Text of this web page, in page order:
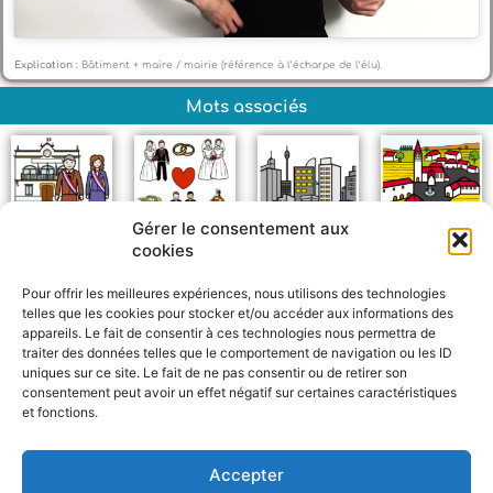
Gérer le consentement aux
cookies
Pour offrir les meilleures expériences, nous utilisons des technologies
telles que les cookies pour stocker et/ou accéder aux informations des
appareils. Le fait de consentir à ces technologies nous permettra de
traiter des données telles que le comportement de navigation ou les ID
uniques sur ce site. Le fait de ne pas consentir ou de retirer son
consentement peut avoir un effet négatif sur certaines caractéristiques
et fonctions.
Accepter
Explication : Bâtiment + maire / mairie (référence à l’écharpe de l’élu).
Mots associés
Mariage Village
a
h
e
s
a